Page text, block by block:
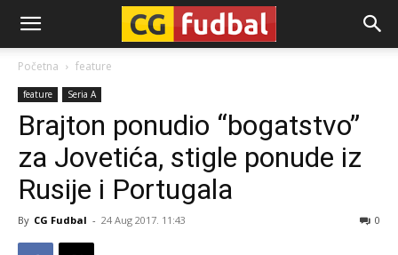
CG-
Fudbal
Početna feature
feature Seria A
Brajton ponudio “bogatstvo”
za Jovetića, stigle ponude iz
Rusije i Portugala
By CG Fudbal - 24 Aug 2017. 11:43 0